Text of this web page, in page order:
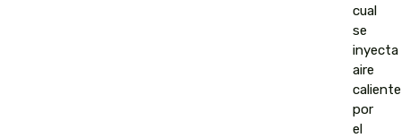
cual
se
inyecta
aire
caliente
por
el